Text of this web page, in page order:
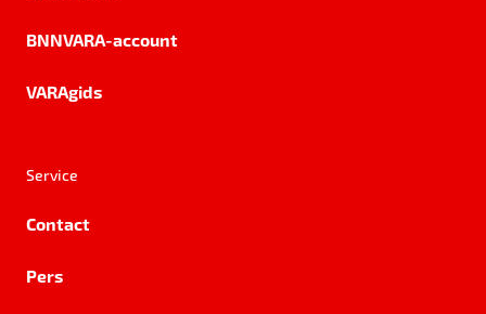
BNNVARA-account
VARAgids
Service
Contact
Pers